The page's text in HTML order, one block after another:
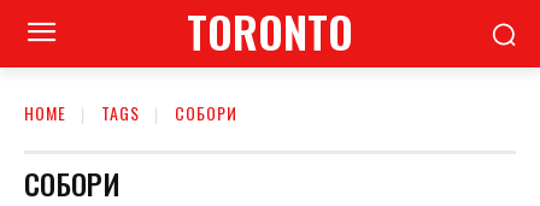
TORONTO
HOME TAGS СОБОРИ
СОБОРИ